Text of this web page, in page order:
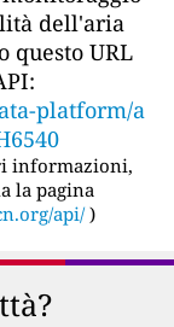
dell'aria
questo URL
platform/a
informazioni,
la pagina
api/ )